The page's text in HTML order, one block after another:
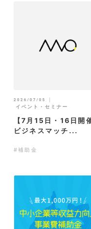
2026/07/05
イベント・セミナー
【7月15日・16日開
ビジネスマッチ...
#補助金